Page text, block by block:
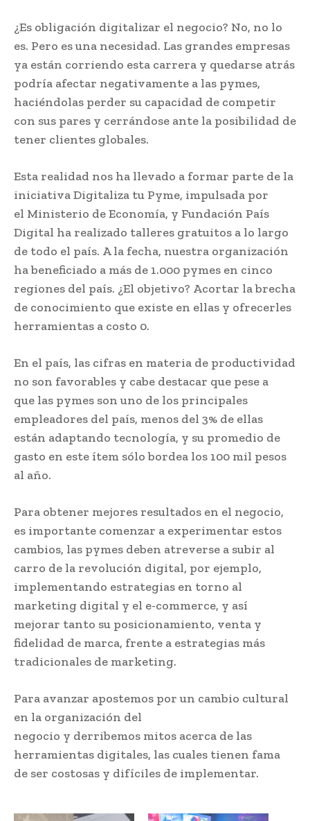
¿Es obligación digitalizar el negocio? No, no lo
es. Pero es una necesidad. Las grandes empresas
ya están corriendo esta carrera y quedarse atrás
podría afectar negativamente a las pymes,
haciéndolas perder su capacidad de competir
con sus pares y cerrándose ante la posibilidad de
tener clientes globales.
Esta realidad nos ha llevado a formar parte de la
iniciativa Digitaliza tu Pyme, impulsada por
el Ministerio de Economía, y Fundación País
Digital ha realizado talleres gratuitos a lo largo
de todo el país. A la fecha, nuestra organización
ha beneficiado a más de 1.000 pymes en cinco
regiones del país. ¿El objetivo? Acortar la brecha
de conocimiento que existe en ellas y ofrecerles
herramientas a costo 0.
En el país, las cifras en materia de productividad
no son favorables y cabe destacar que pese a
que las pymes son uno de los principales
empleadores del país, menos del 3% de ellas
están adaptando tecnología, y su promedio de
gasto en este ítem sólo bordea los 100 mil pesos
al año.
Para obtener mejores resultados en el negocio,
es importante comenzar a experimentar estos
cambios, las pymes deben atreverse a subir al
carro de la revolución digital, por ejemplo,
implementando estrategias en torno al
marketing digital y el e-commerce, y así
mejorar tanto su posicionamiento, venta y
fidelidad de marca, frente a estrategias más
tradicionales de marketing.
Para avanzar apostemos por un cambio cultural
en la organización del
negocio y derribemos mitos acerca de las
herramientas digitales, las cuales tienen fama
de ser costosas y difíciles de implementar.